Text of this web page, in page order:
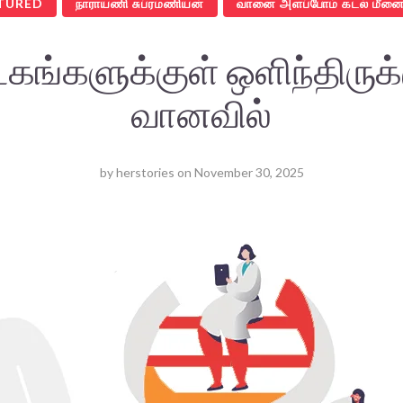
வானவில்
byherstories on November 30, 2025